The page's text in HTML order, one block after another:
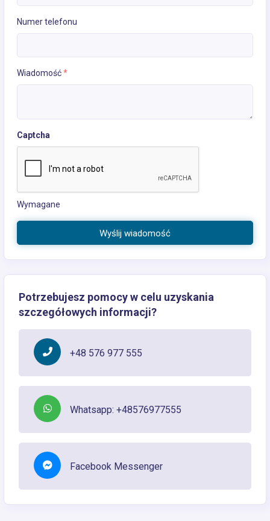
Numer telefonu
Wiadomość*
Captcha
Wymagane
Wyślij wiadomość
Potrzebujesz pomocy w celu uzyskania
szczegółowych informacji?
+48 576 977 555
Whatsapp: +48576977555
Facebook Messenger